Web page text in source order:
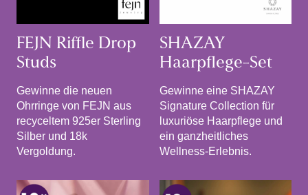
FEJN Riffle Drop
Studs
Gewinne die neuen
Ohrringe von FEJN aus
recyceltem 925er Sterling
Silber und 18k
Vergoldung.
SHAZAY
Haarpflege-Set
Gewinne eine SHAZAY
Signature Collection für
luxuriöse Haarpflege und
ein ganzheitliches
Wellness-Erlebnis.